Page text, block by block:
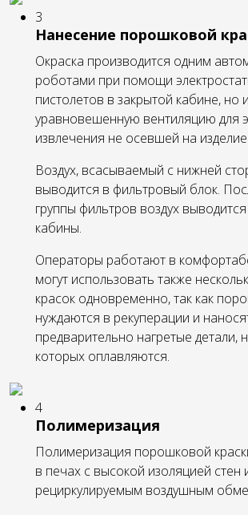
3
Нанесение порошковой
Окраска производится одним
роботами при помощи
пистолетов в закрытой кабине,
уравновешенную вентиляцию для
извлечения не осевшей на изделие
Воздух, всасываемый с нижней
выводится в фильтровый блок.
группы фильтров воздух
кабины.
Операторы работают в
могут использовать также
красок одновременно, так как
нуждаются в рекуперации и
предварительно нагретые детали,
которых оплавляются.
4
Полимеризация
Полимеризация порошковой
в печах с высокой изоляцией стен
рециркулируемым воздушным